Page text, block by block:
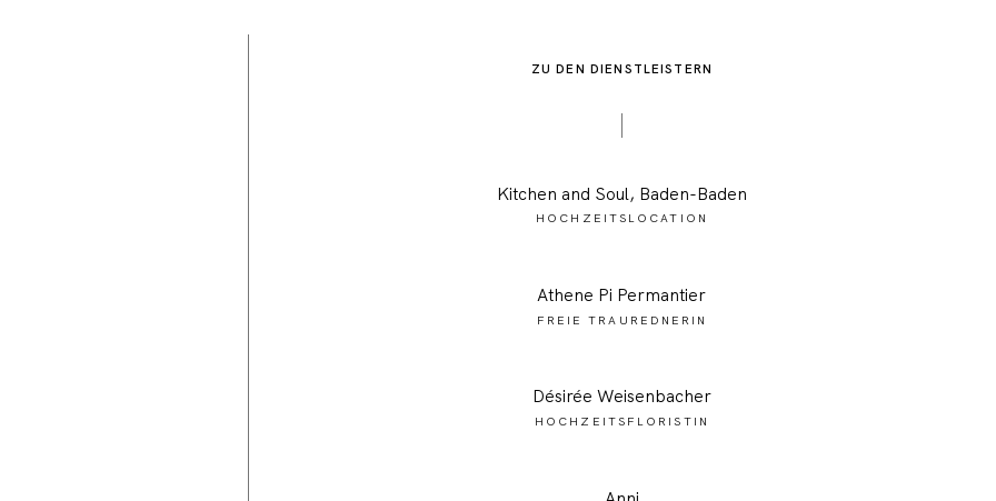
ZU DEN DIENSTLEISTERN
Kitchen and Soul, Baden-Baden
HOCHZEITSLOCATION
Athene Pi Permantier
FREIE TRAUREDNERIN
DésiréeWeisenbacher
HOCHZEITSFLORISTIN